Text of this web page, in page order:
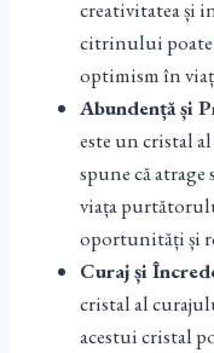
creativitatea și
citrinului poate
optimism în
Abundență și
este un cristal
spune că
viața
oportunități și
Curaj și
cristal al
acestui cristal